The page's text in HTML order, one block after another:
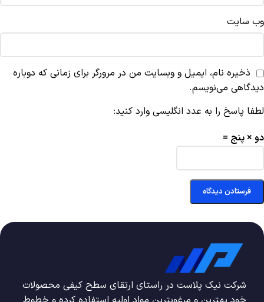
وب‌ سایت
ذخیره نام، ایمیل و وبسایت من در مرورگر برای زمانی که دوباره
دیدگاهی می‌نویسم.
لطفا پاسخ را به عدد انگلیسی وارد کنید:
دو × پنج =
شرکت نیک پلاست در راستای ارتقای سطح کیفی محصولات